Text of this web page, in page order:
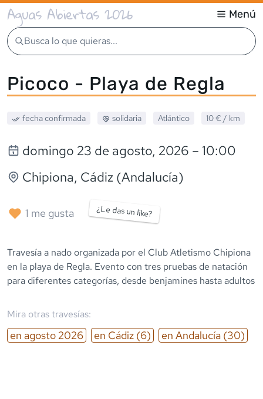
Aguas Abiertas 2026 Menú
Busca lo que quieras...
Picoco - Playa de Regla
fecha confirmada solidaria Atlántico 10 € / km
domingo 23 de agosto, 2026 – 10:00
Chipiona, Cádiz (Andalucía)
1 me gusta ¿Le das un like?
Travesía a nado organizada por el Club Atletismo Chipiona
en la playa de Regla. Evento con tres pruebas de natación
para diferentes categorías, desde benjamines hasta adultos
Mira otras travesías:
en agosto 2026 en Cádiz (6) en Andalucía (30)